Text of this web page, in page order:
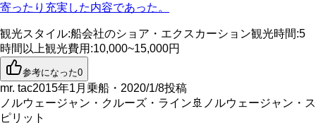
寄ったり充実した内容であった。
観光スタイル:船会社のショア・エクスカーション観光時間:5
時間以上観光費用 :10,000~15,000円
参考になった0
mr. tac2015年1月乗船・2020/1/8投稿
ノルウェージャン・クルーズ・ライン 🚢 ノルウェージャン・ス
ピリット